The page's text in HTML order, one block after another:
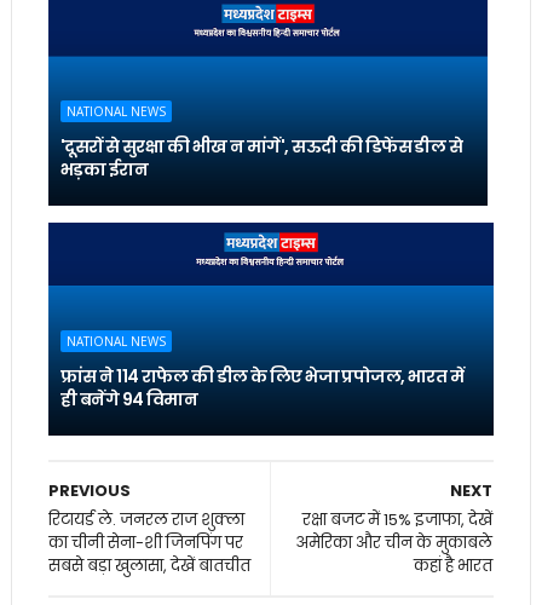
NATIONAL NEWS
'दूसरों से सुरक्षा की भीख न मांगें', सऊदी की डिफेंस डील से
भड़का ईरान
NATIONAL NEWS
फ्रांस ने 114 राफेल की डील के लिए भेजा प्रपोजल, भारत में
ही बनेंगे 94 विमान
NEXT
रक्षा बजट में 15% इजाफा, देखें
अमेरिका और चीन के मुकाबले
कहां है भारत
PREVIOUS
रिटायर्ड ले. जनरल राज शुक्ला
का चीनी सेना-शी जिनपिंग पर
सबसे बड़ा खुलासा, देखें बातचीत